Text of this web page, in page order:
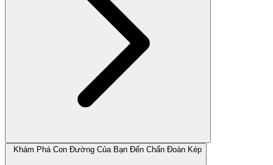
Khám Phá Con Đường Của Bạn Đến Chẩn Đoán Kép